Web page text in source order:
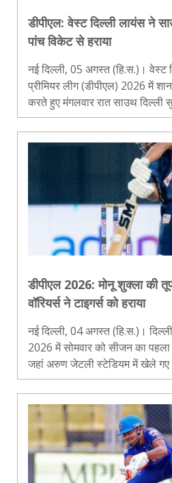
डीपीएल: वेस्ट दिल्ली लायंस ने
पांच विकेट से हराया
नई दिल्ली, 05 अगस्त (हि.स.)। वेस्ट दिल्ली लायंस ने दिल्ली
प्रीमियर लीग (डीपीएल) 2026 में
करते हुए मंगलवार रात साउथ दिल्ली
हरा दिया। पहले गेंदबाजों ने साउथ
में 160 रन..
डीपीएल 2026: मोनू शुक्ला की
वॉरियर्स ने टाइगर्स को हराया
नई दिल्ली, 04 अगस्त (हि.स.)।
2026 में सोमवार को सीजन का
जहां अरुण जेटली स्टेडियम में खेले
दिल्ली वॉरियर्स ने न्यू दिल्ली टाइगर्स
की। इस ज..